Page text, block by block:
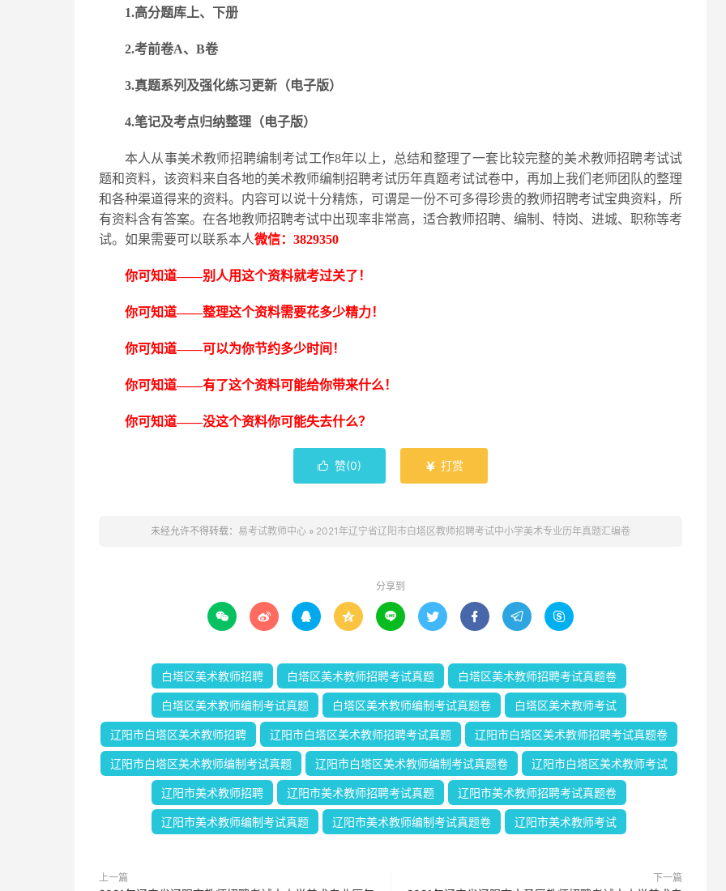
1.高分题库上、下册
2.考前卷A、B卷
3.真题系列及强化练习更新 （电子版）
4.笔记及考点归纳整理（电子版）
本人从事美术教师招聘编制考试工作8年以上，总结和整理了一套比较完整的美术教师招聘考试试
题和资料，该资料来自各地的美术教师编制招聘考试历年真题考试试卷中，再加上我们老师团队的整理
和各种渠道得来的资料。内容可以说十分精炼，可谓是一份不可多得珍贵的教师招聘考试宝典资料，所
有资料含有答案。在各地教师招聘考试中出现率非常高，适合教师招聘、编制、特岗、进城、职称等考
试。如果需要可以联系本人微信： 3829350
你可知道——别人用这个资料就考过关了！
你可知道——整理这个资料需要花多少精力！
你可知道——可以为你节约多少时间！
你可知道——有了这个资料可能给你带来什么！
你可知道——没这个资料你可能失去什么？
 赞(0)  打赏
未经允许不得转载： 易考试教师中心 » 2021年辽宁省辽阳市白塔区教师招聘考试中小学美术专业历年真题汇编卷
分享到
        
白塔区美术教师招聘 白塔区美术教师招聘考试真题 白塔区美术教师招聘考试真题卷
白塔区美术教师编制考试真题 白塔区美术教师编制考试真题卷 白塔区美术教师考试
辽阳市白塔区美术教师招聘 辽阳市白塔区美术教师招聘考试真题 辽阳市白塔区美术教师招聘考试真题卷
辽阳市白塔区美术教师编制考试真题 辽阳市白塔区美术教师编制考试真题卷 辽阳市白塔区美术教师考试
辽阳市美术教师招聘 辽阳市美术教师招聘考试真题 辽阳市美术教师招聘考试真题卷
辽阳市美术教师编制考试真题 辽阳市美术教师编制考试真题卷 辽阳市美术教师考试
上一篇 下一篇